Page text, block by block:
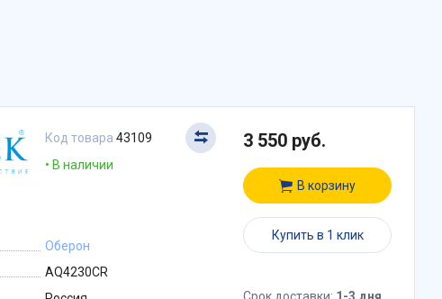
Код товара 43109
В наличии
Оберон
AQ4230CR
3 550 руб.
В корзину
Купить в 1 клик